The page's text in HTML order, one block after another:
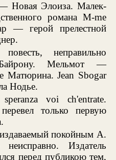
Элоиза. Малек-
романа M-me
— герой прелестной
неправильно
Мельмот —
Матюрина. Jean Sbogar
Нодье.
voi ch'entrate.
только первую
покойным А.
Издатель
перед публикою тем,